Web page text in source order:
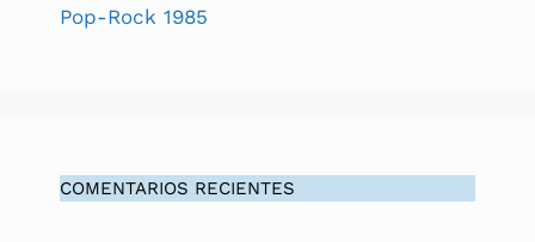
Pop-Rock 1985
COMENTARIOS RECIENTES